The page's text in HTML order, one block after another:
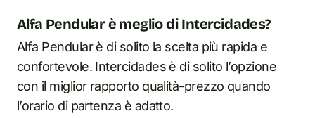
Alfa Pendular è meglio di Intercidades?
Alfa Pendular è di solito la scelta più rapida e
confortevole. Intercidades è di solito l’opzione
con il miglior rapporto qualità-prezzo quando
l’orario di partenza è adatto.